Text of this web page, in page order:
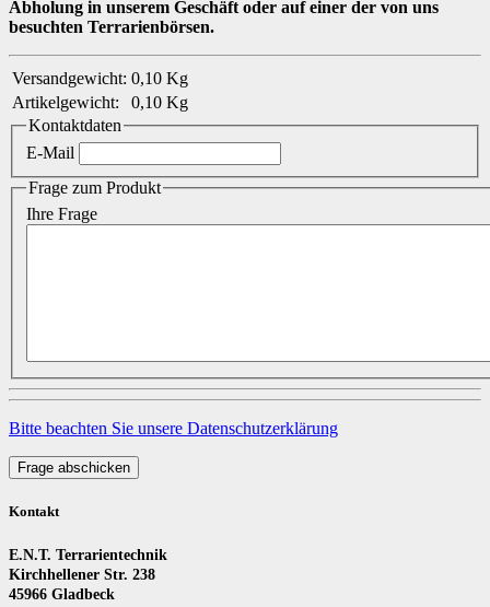
Abholung in unserem Geschäft oder auf einer der von uns
besuchten Terrarienbörsen.
Versandgewicht: 0,10 Kg
Artikelgewicht:
0,10 Kg
Kontaktdaten
E-Mail
Frage zum Produkt
Ihre Frage
Bitte beachten Sie unsere Datenschutzerklärung
Frage abschicken
Kontakt
E.N.T. Terrarientechnik
Kirchhellener Str. 238
45966 Gladbeck